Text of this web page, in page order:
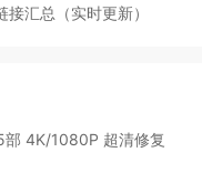
汇总（实时更新）
部 4K/1080P 超清修复